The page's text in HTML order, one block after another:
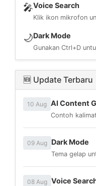
🎤Voice Search
Klik ikon mikrofon
🌙Dark Mode
Gunakan Ctrl+D
🆕 Update Terbaru
10 Aug AI Content
Contoh
09 Aug Dark Mode
Tema gelap
08 Aug Voice